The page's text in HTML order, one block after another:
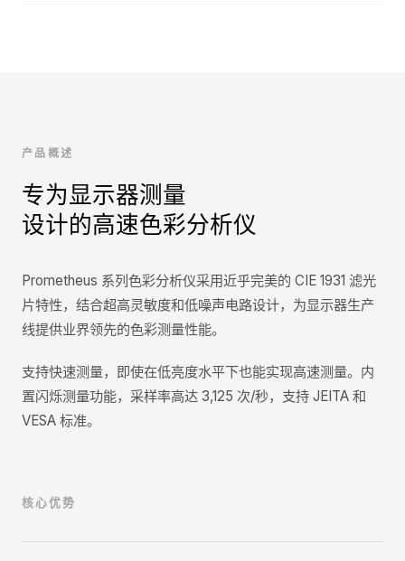
产品概述
专为显示器测量
设计的高速色彩分析仪
Prometheus 系列色彩分析仪采用近乎完美的 CIE 1931 滤光
片特性，结合超高灵敏度和低噪声电路设计，为显示器生产
线提供业界领先的色彩测量性能。
支持快速测量，即使在低亮度水平下也能实现高速测量。内
置闪烁测量功能，采样率高达 3,125 次/秒，支持 JEITA 和
VESA 标准。
核心优势